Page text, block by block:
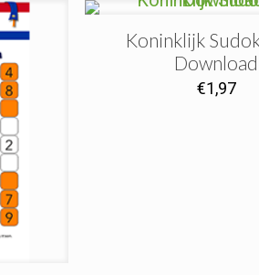
Koninklijk
Download
€1,97